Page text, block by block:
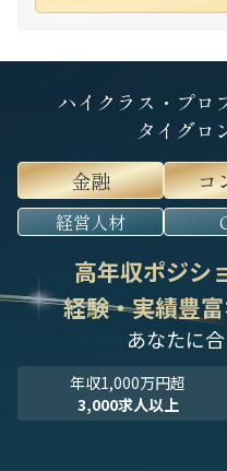
ハイクラス・プロ
タイグロ
金融
コ
経営人材
高年収ポジシ
経験・実績豊
あなたに
年収1,000万円超
3,000求人以上